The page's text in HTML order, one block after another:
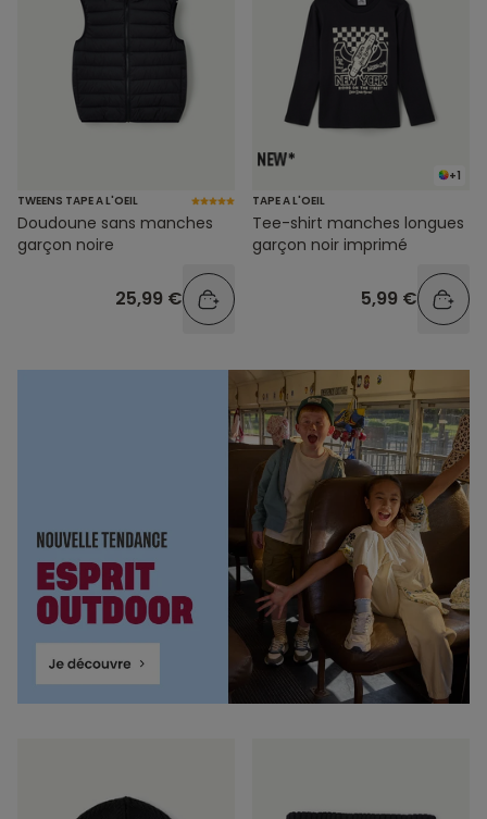
TWEENS TAPE A L'OEIL
Doudoune sans manches
garçon noire
25,99 €
+1
TAPE A L'OEIL
Tee-shirt manches longues
garçon noir imprimé
5,99 €